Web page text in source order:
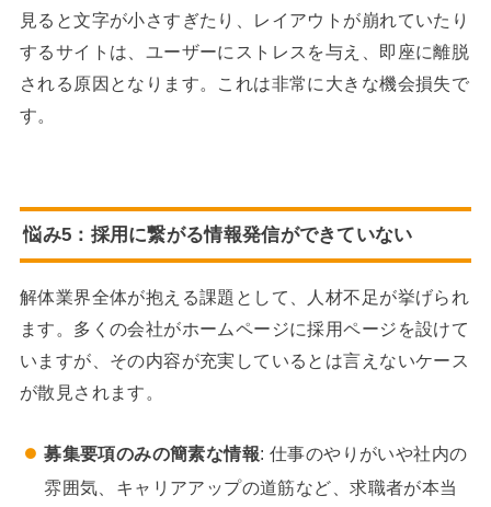
見ると文字が小さすぎたり、レイアウトが崩れていたり
するサイトは、ユーザーにストレスを与え、即座に離脱
される原因となります。これは非常に大きな機会損失で
す。
悩み5：採用に繋がる情報発信ができていない
解体業界全体が抱える課題として、人材不足が挙げられ
ます。多くの会社がホームページに採用ページを設けて
いますが、その内容が充実しているとは言えないケース
が散見されます。
募集要項のみの簡素な情報: 仕事のやりがいや社内の
雰囲気、キャリアアップの道筋など、求職者が本当